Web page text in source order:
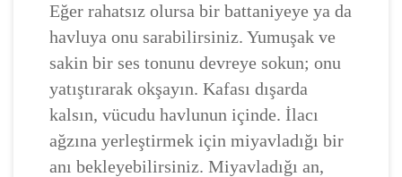
Eğer rahatsız olursa bir battaniyeye ya da
havluya onu sarabilirsiniz. Yumuşak ve
sakin bir ses tonunu devreye sokun; onu
yatıştırarak okşayın. Kafası dışarda
kalsın, vücudu havlunun içinde. İlacı
ağzına yerleştirmek için miyavladığı bir
anı bekleyebilirsiniz. Miyavladığı an,